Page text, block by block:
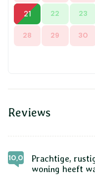
21 22 23
28 29 30
Reviews
10,0
Prachtige,
woning heeft